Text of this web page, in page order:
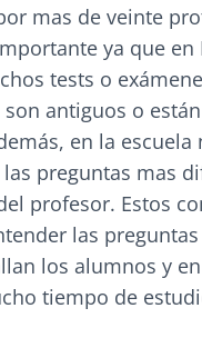
mas de veinte
ya que
tests o
antiguos o
en la escuela
las preguntas mas
profesor. Estos
las
los alumnos y
tiempo de